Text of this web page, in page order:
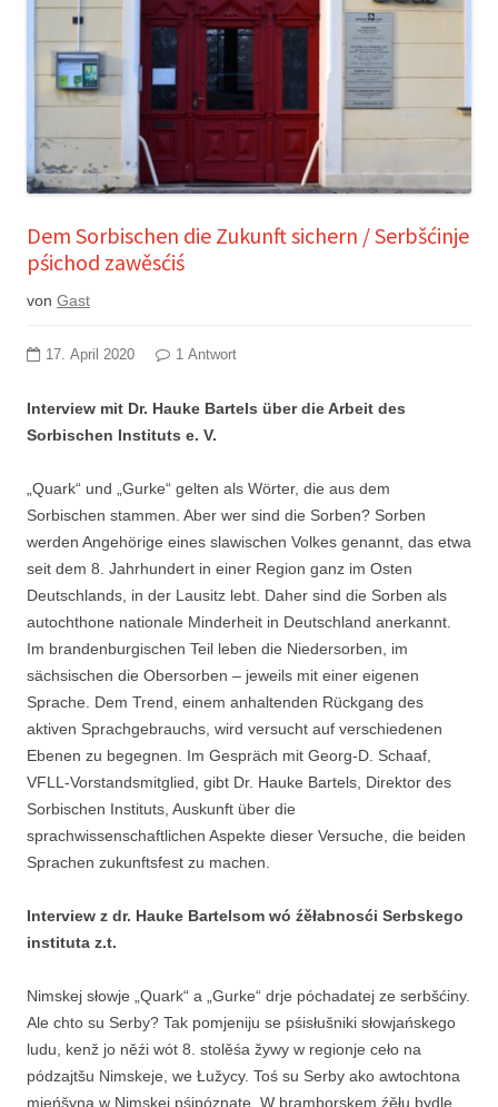
Dem Sorbischen die Zukunft sichern / Serbšćinje
pśichod zawěsćiś
von Gast
17. April 2020 1 Antwort
Interview mit Dr. Hauke Bartels über die Arbeit des
Sorbischen Instituts e. V.
„Quark“ und „Gurke“ gelten als Wörter, die aus dem
Sorbischen stammen. Aber wer sind die Sorben? Sorben
werden Angehörige eines slawischen Volkes genannt, das etwa
seit dem 8. Jahrhundert in einer Region ganz im Osten
Deutschlands, in der Lausitz lebt. Daher sind die Sorben als
autochthone nationale Minderheit in Deutschland anerkannt.
Im brandenburgischen Teil leben die Niedersorben, im
sächsischen die Obersorben – jeweils mit einer eigenen
Sprache. Dem Trend, einem anhaltenden Rückgang des
aktiven Sprachgebrauchs, wird versucht auf verschiedenen
Ebenen zu begegnen. Im Gespräch mit Georg-D. Schaaf,
VFLL-Vorstandsmitglied, gibt Dr. Hauke Bartels, Direktor des
Sorbischen Instituts, Auskunft über die
sprachwissenschaftlichen Aspekte dieser Versuche, die beiden
Sprachen zukunftsfest zu machen.
Interview z dr. Hauke Bartelsom wó źěłabnosći Serbskego
instituta z.t.
Nimskej słowje „Quark“ a „Gurke“ drje póchadatej ze serbšćiny.
Ale chto su Serby? Tak pomjeniju se pśisłušniki słowjańskego
ludu, kenž jo něźi wót 8. stolěśa žywy w regionje ceło na
pódzajtšu Nimskeje, we Łužycy. Toś su Serby ako awtochtona
mjeńšyna w Nimskej pśipóznate. W bramborskem źěłu bydle